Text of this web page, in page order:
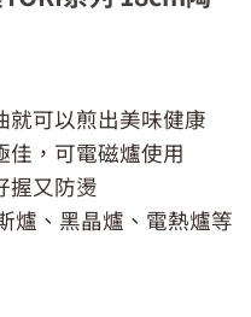
就可以煎出美味健康
佳，可電磁爐使用
握又防燙
爐、黑晶爐、電熱爐等